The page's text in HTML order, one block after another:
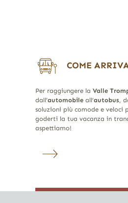
COME
Per raggiungere la Valle
dall’automobileall’autobus,
soluzioni più comode e veloci
goderti la tua vacanza in
aspettiamo!